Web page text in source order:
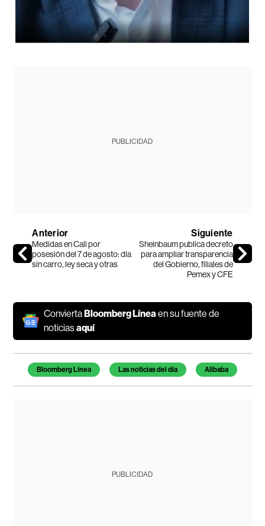
PUBLICIDAD
Anterior
Medidas en Cali por
posesión del 7 de agosto: día
sin carro, ley seca y otras
Siguiente
Sheinbaum publica decreto
para ampliar transparencia
del Gobierno, filiales de
Pemex y CFE
ConviertaBloomberg Línea en su fuente de
noticiasaquí
Temas de este artículo
Bloomberg Línea Las noticias del día Alibaba
PUBLICIDAD